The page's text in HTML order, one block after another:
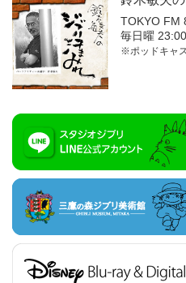
TOKYO FM
毎日曜
※ポッドキャ